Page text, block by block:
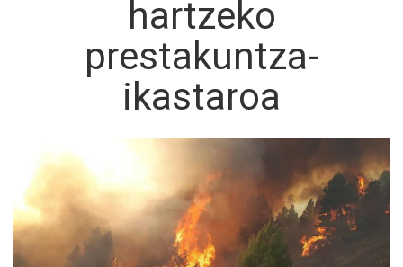
hartzeko
prestakuntza-
ikastaroa